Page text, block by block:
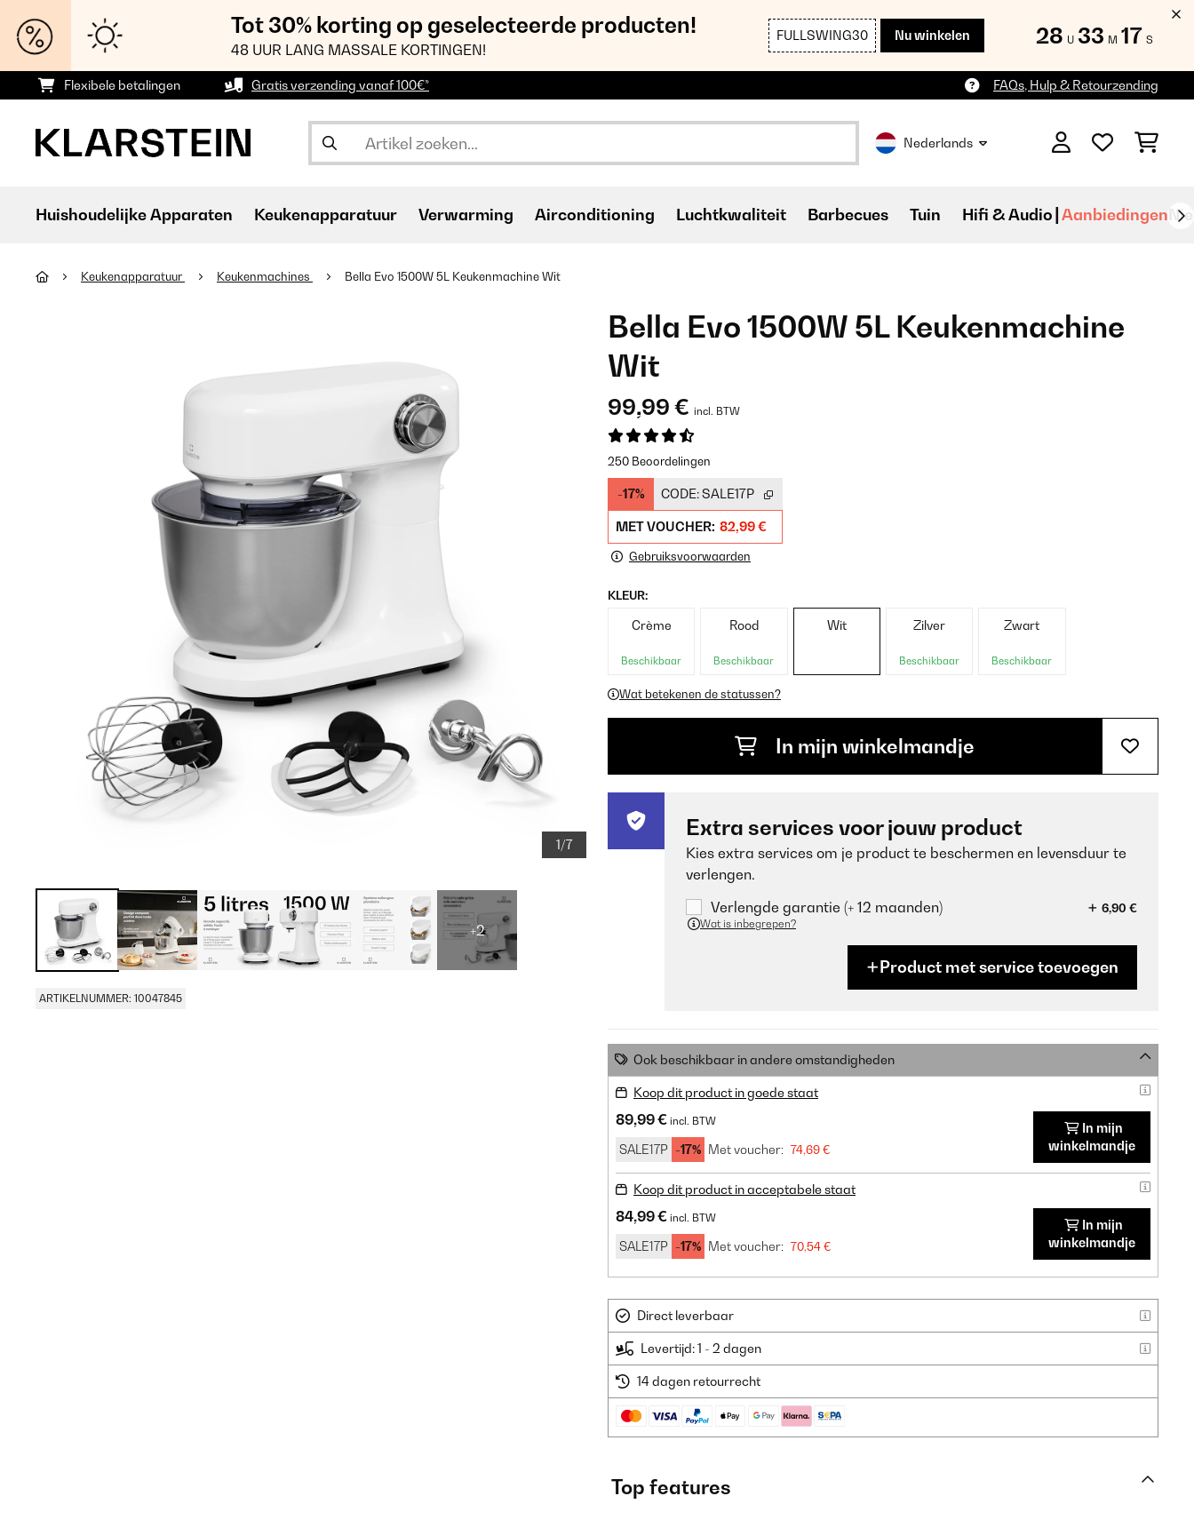
Tot 30% korting op geselecteerde producten!
48 UUR LANG MASSALE KORTINGEN!
FULLSWING30 Nu winkelen 28 U 33 M 17 S
Flexibele betalingen Gratis verzending vanaf 100€* FAQs, Hulp & Retourzending
Nederlands
Huishoudelijke Apparaten Keukenapparatuur Verwarming Airconditioning Luchtkwaliteit Barbecues Tuin Hifi & Audio Aanbiedingen
Keukenapparatuur Keukenmachines Bella Evo 1500W 5L Keukenmachine Wit
1/7
+2
ARTIKELNUMMER: 10047845
Bella Evo 1500W 5L Keukenmachine
Wit
99,99 € incl. BTW
250 Beoordelingen
-17% CODE:SALE17P
MET VOUCHER: 82,99 €
Gebruiksvoorwaarden
KLEUR:
Crème
Beschikbaar
Rood
Beschikbaar
Wit Zilver
Beschikbaar
Zwart
Beschikbaar
Wat betekenen de statussen?
In mijn winkelmandje
Extra services voor jouw product
Kies extra services om je product te beschermen en levensduur te
verlengen.
Verlengde garantie (+ 12 maanden)
6,90 €
Wat is inbegrepen?
Product met service toevoegen
Ook beschikbaar in andere omstandigheden
Koop dit product in goede staat
89,99 € incl. BTW
SALE17P -17% Met voucher: 74,69 €
In mijn
winkelmandje
Koop dit product in acceptabele staat
84,99 € incl. BTW
SALE17P -17% Met voucher: 70,54 €
In mijn
winkelmandje
Direct leverbaar
Levertijd: 1 - 2 dagen
14 dagen retourrecht
Top features